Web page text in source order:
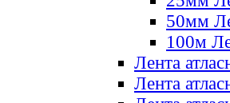
50мм
100м
Лента
Лента